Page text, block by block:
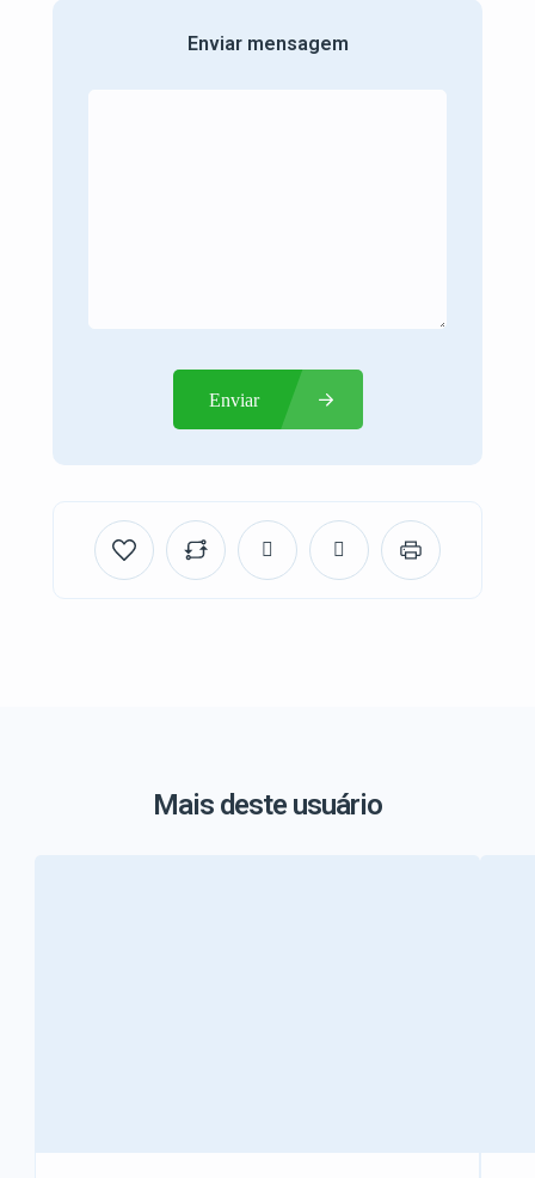
Enviar mensagem
Enviar
Mais deste usuário